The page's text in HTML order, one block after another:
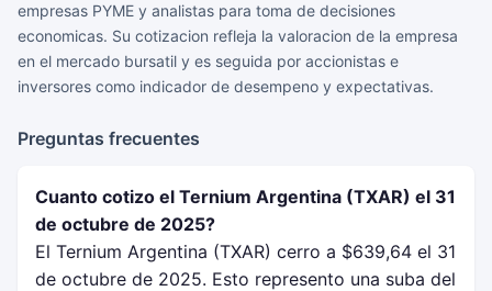
empresas PYME y analistas para toma de decisiones
economicas. Su cotizacion refleja la valoracion de la empresa
en el mercado bursatil y es seguida por accionistas e
inversores como indicador de desempeno y expectativas.
Preguntas frecuentes
Cuanto cotizo el Ternium Argentina (TXAR) el 31
de octubre de 2025?
El Ternium Argentina (TXAR) cerro a $639,64 el 31
de octubre de 2025. Esto represento una suba del